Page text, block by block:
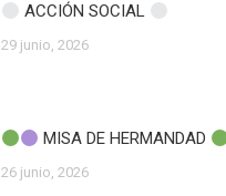
ACCIÓN SOCIAL
29 junio, 2026
MISA DE HERMANDAD
26 junio, 2026